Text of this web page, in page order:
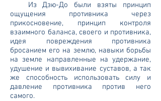
Из Дзю-До были взяты принцип
ощущения противника через
прикосновение, принцип контроля
взаимного баланса, своего и противника,
идея повреждения противника
бросанием его на землю, навыки борьбы
на земле направленные на удержание,
удушение и вывихивание суставов, а так
же способность использовать силу и
давление противника против него
самого.